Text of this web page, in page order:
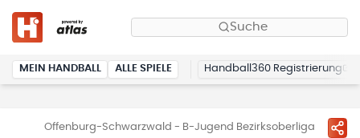
Suche
MEIN HANDBALL ALLE SPIELE Handball360 Registrierung
Offenburg-Schwarzwald - B-Jugend Bezirksoberliga